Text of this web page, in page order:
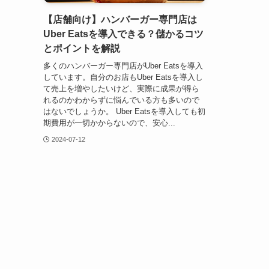
【店舗向け】ハンバーガー専門店は
Uber Eatsを導入できる？儲かるコツ
とポイントを解説
多くのハンバーガー専門店がUber Eatsを導入
しています。自分のお店もUber Eatsを導入し
て売上を増やしたいけど、実際に成果が得ら
れるのかわからずに悩んでいる方も多いので
はないでしょうか。 Uber Eatsを導入しても初
期費用が一切かからないので、安心...
2024-07-12